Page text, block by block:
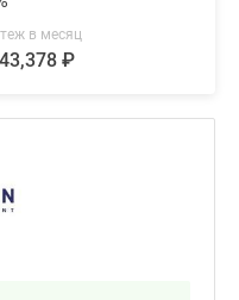
в месяц
₽